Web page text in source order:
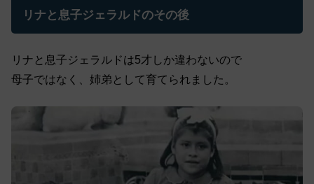
リナと息子ジェラルドのその後
リナと息子ジェラルドは5才しか違わないので
母子ではなく、姉弟として育てられました。